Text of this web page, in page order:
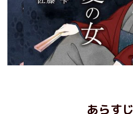
あらすじ